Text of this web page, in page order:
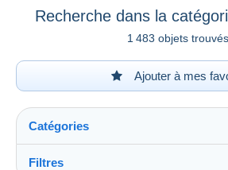
Recherche dans la
1 483 objets trouvés
Ajouter à mes
Catégories
Filtres